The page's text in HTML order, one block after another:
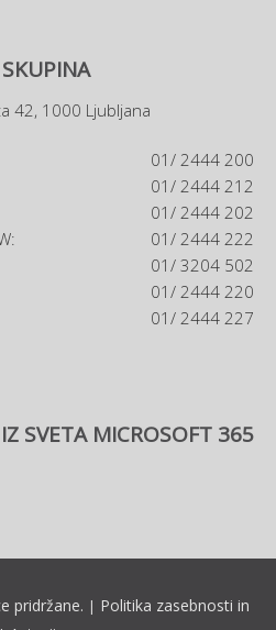
42, 1000 Ljubljana
01/ 2444 200
01/ 2444 212
01/ 2444 202
01/ 2444 222
01/ 3204 502
01/ 2444 220
01/ 2444 227
SVETA MICROSOFT 365
pridržane. | Politika zasebnosti in